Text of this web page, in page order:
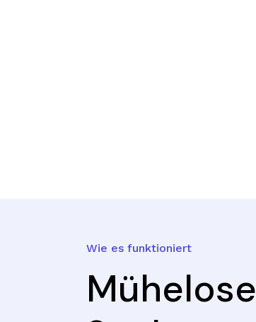
Wie es funktioniert
Mühelose